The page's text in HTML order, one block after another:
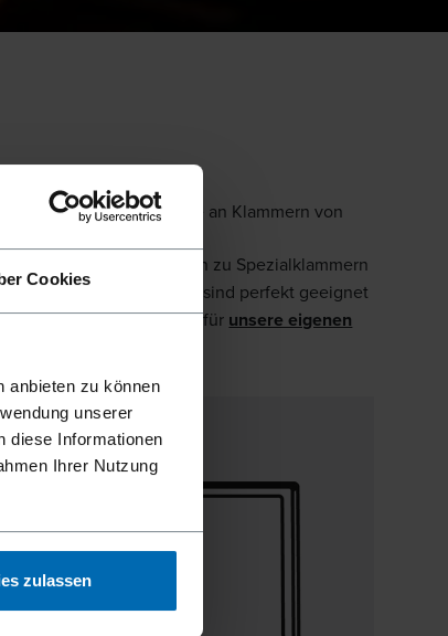
Cookies
anbieten zu können
unserer
diese Informationen
Ihrer Nutzung
zulassen
Produktprogramme an Klammern von
bis hin zu Spezialklammern
an. Unsere Produkte sind perfekt geeignet
eignen sich sowohl für unsere eigenen